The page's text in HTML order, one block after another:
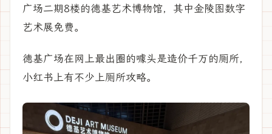
广场二期8楼的德基艺术博物馆，其中金陵图数字
艺术展免费。
德基广场在网上最出圈的噱头是造价千万的厕所，
小红书上有不少上厕所攻略。